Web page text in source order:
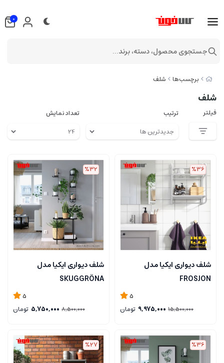
برچسب‌ها شلف
شلف
فیلتر ترتیب تعداد نمایش
%36
شلف دیواری ایکیا مدل
FROSJON
5
15,500,000
9,975,000 تومان
%32
شلف دیواری ایکیا مدل
SKUGGRÖNA
5
8,500,000
5,750,000 تومان
%36
%27
0
جستجوی محصول، دسته، برند...